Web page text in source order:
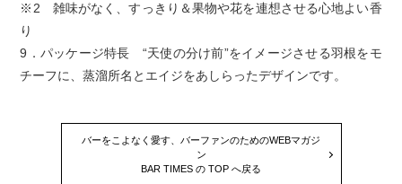
※2 雑味がなく、すっきり＆果物や花を連想させる心地よい香
り
9．パッケージ特長 “天使の分け前”をイメージさせる羽根をモ
チーフに、蒸溜所名とエイジをあしらったデザインです。
バーをこよなく愛す、バーファンのためのWEBマガジ
ン
BAR TIMES の TOP へ戻る